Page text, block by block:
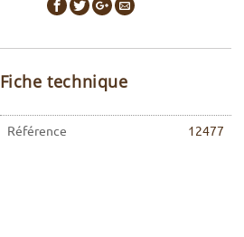
Fiche technique
Référence 12477